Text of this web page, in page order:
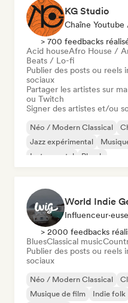
KG Studio
> 700 feedbacks
Acid houseAfro House /
Beats / Lo-fi
Publier des posts ou reels
sociaux
Partager les artistes sur
ou Twitch
Signer des artistes et/ou
Néo / Modern Classical
Jazz expérimental
Instrumental
Phonk
World Indie
> 2000 feedbacks
BluesClassical music
Publier des posts ou reels
sociaux
Néo / Modern Classical
Musique de film
Indie folk